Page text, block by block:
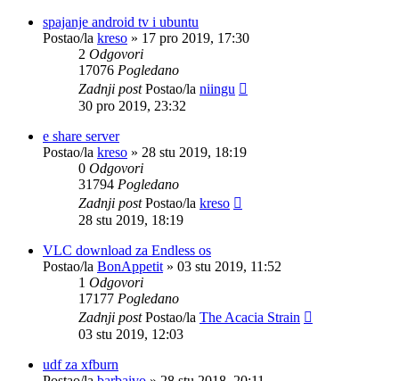
spajanje android tv i ubuntu
Postao/la kreso » 17 pro 2019, 17:30
2 Odgovori
17076 Pogledano
Zadnji postPostao/la niingu
30 pro 2019, 23:32
e share server
Postao/la kreso » 28 stu 2019, 18:19
0 Odgovori
31794 Pogledano
Zadnji postPostao/la kreso
28 stu 2019, 18:19
VLC download za Endless os
Postao/la BonAppetit » 03 stu 2019, 11:52
1 Odgovori
17177 Pogledano
Zadnji postPostao/la The Acacia Strain
03 stu 2019, 12:03
udf za xfburn